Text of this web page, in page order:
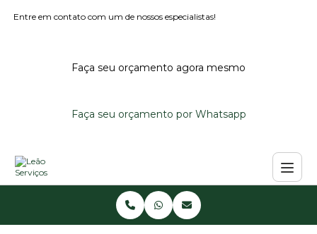
Entre em contato com um de nossos especialistas!
Faça seu orçamento agora mesmo
Faça seu orçamento por Whatsapp